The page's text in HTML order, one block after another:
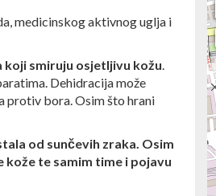
medicinskog aktivnog uglja i
koji smiruju osjetljivu kožu.
Dehidracija može
protiv bora. Osim što hrani
od sunčevih zraka. Osim
te samim time i pojavu